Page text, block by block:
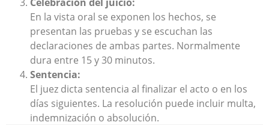
En la vista oral se exponen los hechos, se
presentan las pruebas y se escuchan las
declaraciones de ambas partes. Normalmente
dura entre 15 y 30 minutos.
Sentencia:
El juez dicta sentencia al finalizar el acto o en los
días siguientes. La resolución puede incluir multa,
indemnización o absolución.